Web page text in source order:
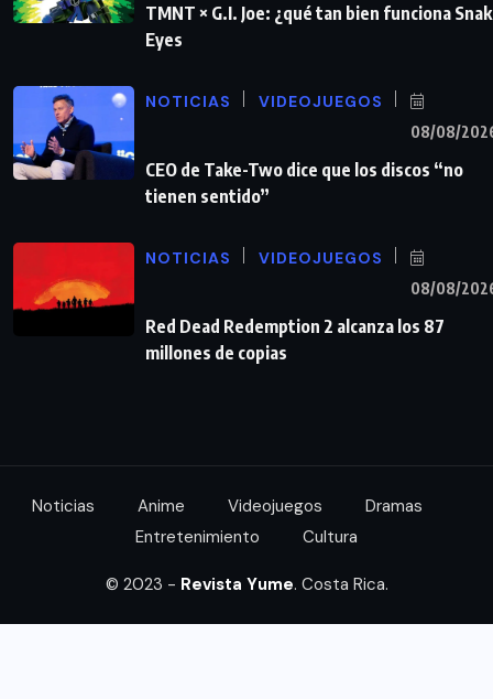
TMNT × G.I. Joe: ¿qué tan bien funciona
Eyes
NOTICIAS VIDEOJUEGOS
08/08/
CEO de Take-Two dice que los discos “no
tienen sentido”
NOTICIAS VIDEOJUEGOS
08/08/
Red Dead Redemption 2 alcanza los 87
millones de copias
Noticias Anime Videojuegos
Dramas
Entretenimiento
Cultura
© 2023 - Revista Yume. Costa Rica.